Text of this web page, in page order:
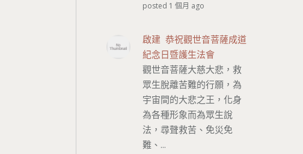
posted 1 個月 ago
啟建 恭祝觀世音菩薩成道
紀念日暨護生法會
觀世音菩薩大慈大悲，救
眾生脫離苦難的行願，為
宇宙間的大悲之王，化身
為各種形象而為眾生說
法，尋聲救苦、免災免
難、...